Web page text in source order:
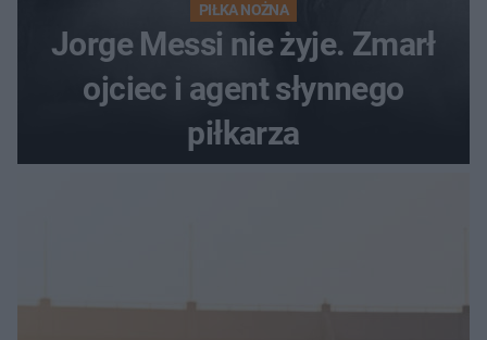
PIŁKA NOŻNA
Jorge Messi nie żyje. Zmarł
ojciec i agent słynnego
piłkarza